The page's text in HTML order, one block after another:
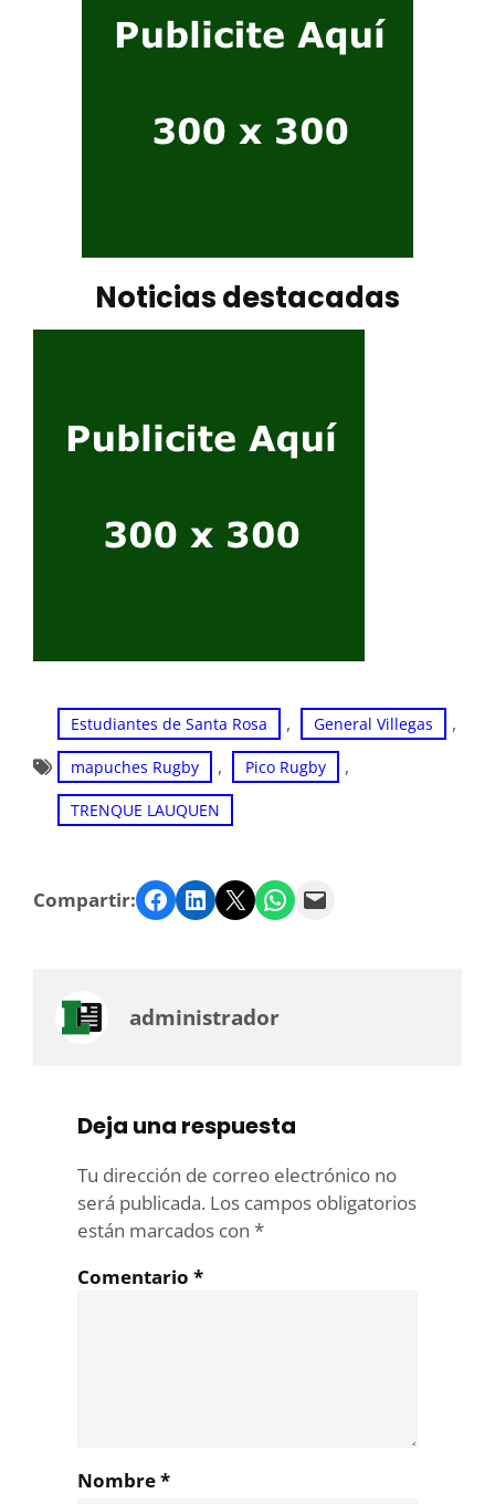
Noticias destacadas
Estudiantes de Santa Rosa , General Villegas ,
mapuches Rugby , Pico Rugby ,
TRENQUE LAUQUEN
Compartir: Facebook LinkedIn Twitter WhatsApp Email
administrador
Deja una respuesta
Tu dirección de correo electrónico no
será publicada. Los campos obligatorios
están marcados con *
Comentario *
Nombre*